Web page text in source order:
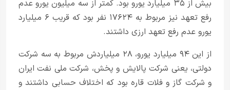
بیش از ۳۵ میلیارد یورو بود. کمتر از سه میلیون یورو عدم
رفع تعهد نیز مربوط به ۱۷۶۲۴ نفر بود که قریب ۶ میلیارد
یورو عدم رفع تعهد ارزی داشتند.
از این ۹۴ میلیارد یورو، ۲۸ میلیاردش مربوط به سه شرکت
دولتی، یعنی شرکت پالایش و پخش، شرکت ملی نفت ایران
و شرکت گاز و فلات قاره بود که اختلاف حسابی داشتند و